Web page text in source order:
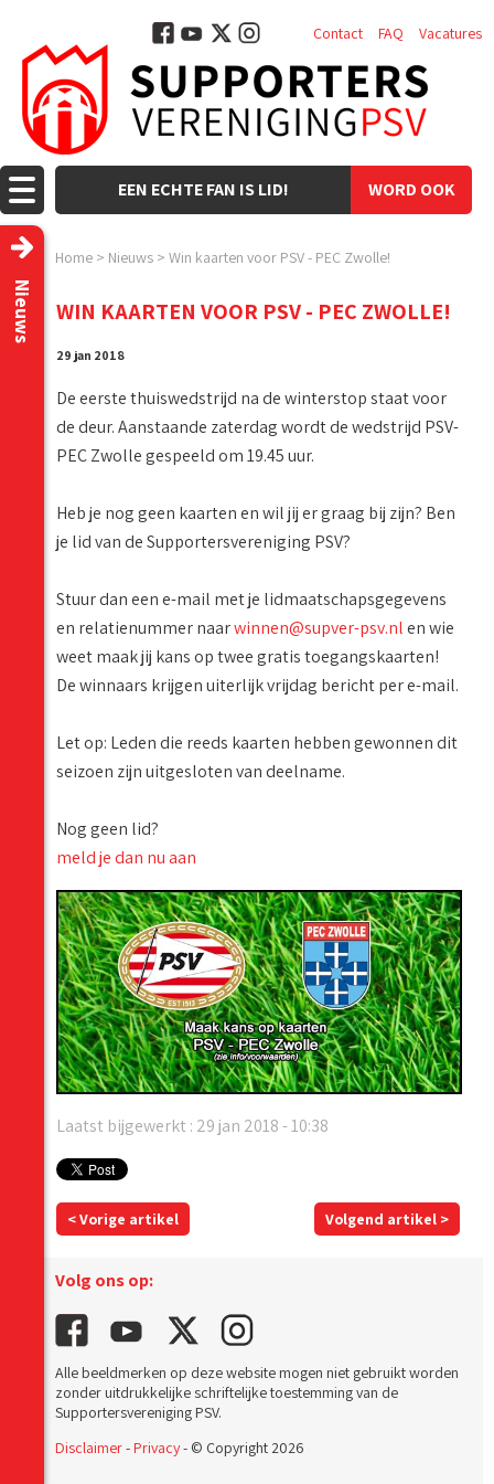
WORD OOK
EEN ECHTE FAN IS LID!
Contact FAQ Vacatures
Home > Nieuws > Win kaarten voor PSV - PEC Zwolle!
Nieuws WIN KAARTEN VOOR PSV - PEC ZWOLLE!
29 jan 2018
De eerste thuiswedstrijd na de winterstop staat voor
de deur. Aanstaande zaterdag wordt de wedstrijd PSV-
PEC Zwolle gespeeld om 19.45 uur.
Heb je nog geen kaarten en wil jij er graag bij zijn? Ben
je lid van de Supportersvereniging PSV?
Stuur dan een e-mail met je lidmaatschapsgegevens
en relatienummer naarwinnen@supver-psv.nlen wie
weet maak jij kans op twee gratis toegangskaarten!
De winnaars krijgen uiterlijk vrijdag bericht per e-mail.
Let op: Leden die reeds kaarten hebben gewonnen dit
seizoen zijn uitgesloten van deelname.
Nog geen lid?
meld je dan nu aan
Laatst bijgewerkt : 29 jan 2018 - 10:38
< Vorige artikel Volgend artikel >
Volg ons op:
Alle beeldmerken op deze website mogen niet gebruikt worden
zonder uitdrukkelijke schriftelijke toestemming van de
Supportersvereniging PSV.
Disclaimer-Privacy- © Copyright 2026